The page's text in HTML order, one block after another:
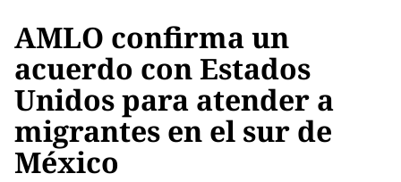
AMLO confirma un
acuerdo con Estados
Unidos para atender a
migrantes en el sur de
México